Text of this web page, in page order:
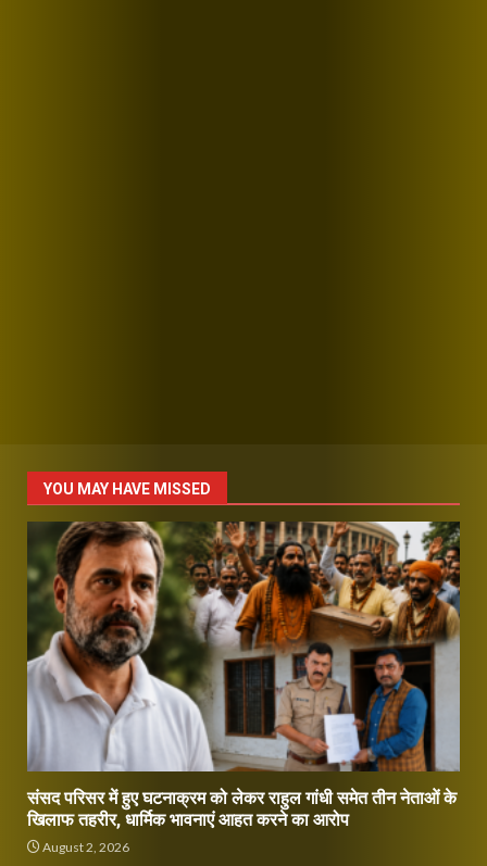
YOU MAY HAVE MISSED
संसद परिसर में हुए घटनाक्रम को लेकर राहुल गांधी समेत तीन नेताओं के
खिलाफ तहरीर, धार्मिक भावनाएं आहत करने का आरोप
August 2, 2026